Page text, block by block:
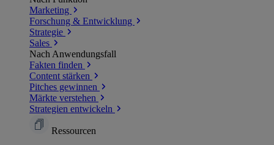
Marketing
Forschung & Entwicklung
Strategie
Sales
Nach Anwendungsfall
Fakten finden
Content stärken
Pitches gewinnen
Märkte verstehen
Strategien entwickeln
Ressourcen